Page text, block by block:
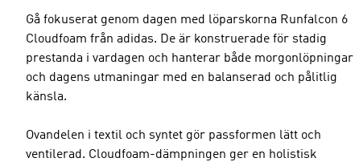
Gå fokuserat genom dagen med löparskorna Runfalcon 6
Cloudfoam från adidas. De är konstruerade för stadig
prestanda i vardagen och hanterar både morgonlöpningar
och dagens utmaningar med en balanserad och pålitlig
känsla.
Ovandelen i textil och syntet gör passformen lätt och
ventilerad. Cloudfoam-dämpningen ger en holistisk